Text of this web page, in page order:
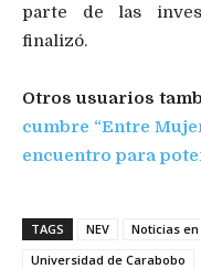
parte de las
finalizó.
Otros usuarios
cumbre “Entre
encuentro para
TAGS NEV Noticias
Universidad de Carabobo